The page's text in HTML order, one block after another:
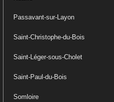
Passavant-sur-Layon
Saint-Christophe-du-Bois
Saint-Léger-sous-Cholet
Saint-Paul-du-Bois
Somloire